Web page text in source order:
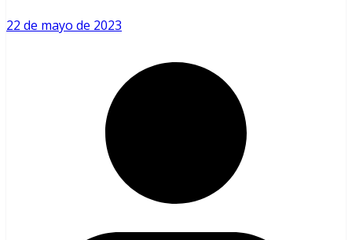
22 de mayo de 2023